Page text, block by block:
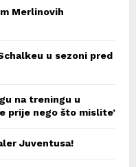
Merlinovih
u sezoni pred
na treningu u
prije nego što mislite’
Juventusa!